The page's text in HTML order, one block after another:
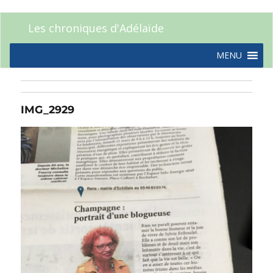
Les chroniques d'Adélaïde
MENU
IMG_2929